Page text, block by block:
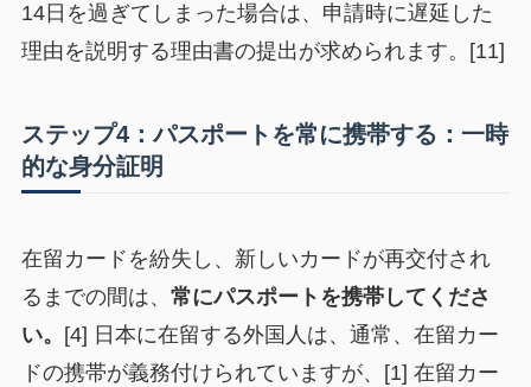
14日を過ぎてしまった場合は、申請時に遅延した
理由を説明する理由書の提出が求められます。[11]
ステップ4：パスポートを常に携帯する：一時
的な身分証明
在留カードを紛失し、新しいカードが再交付され
るまでの間は、 常にパスポートを携帯してくださ
い。
[4] 日本に在留する外国人は、通常、在留カー
ドの携帯が義務付けられていますが、[1] 在留カー